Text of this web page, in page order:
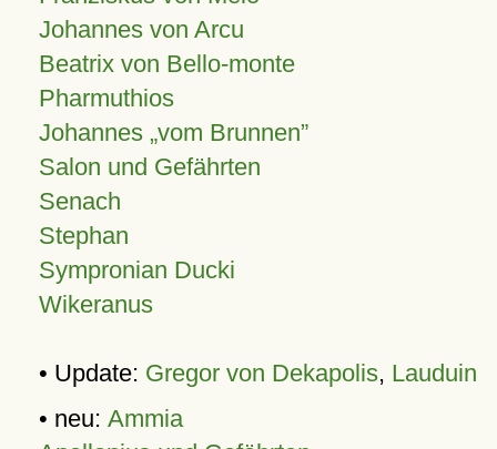
Johannes von Arcu
Beatrix von Bello-monte
Pharmuthios
Johannes vom Brunnen
Salon und Gefährten
Senach
Stephan
Sympronian Ducki
Wikeranus
• Update: Gregor von Dekapolis, Lauduin
• neu: Ammia